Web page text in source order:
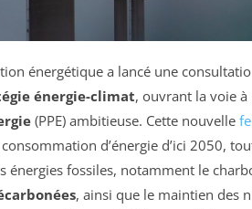
énergétique a lancé une
énergie-climat, ouvrant la voie
(PPE) ambitieuse. Cette nouvelle
d’énergie d’ici 2050,
énergies fossiles, notamment le
, ainsi que le maintien des